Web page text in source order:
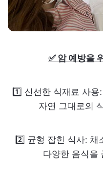
✅ 암 예방을
1️⃣ 신선한 식재료 사
자연 그대로의
2️⃣ 균형 잡힌 식사:
다양한 음식을